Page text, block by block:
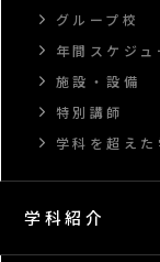
グループ校
年間スケジュ
施設・設備
特別講師
学科を超えた
学科紹介